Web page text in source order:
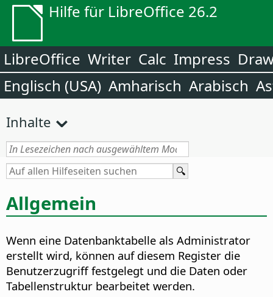
Hilfe für LibreOffice 26.2
LibreOffice Writer Calc Impress
Englisch (USA) Amharisch Arabisch
Inhalte
Allgemein
Wenn eine Datenbanktabelle als Administrator
erstellt wird, können auf diesem Register die
Benutzerzugriff festgelegt und die Daten oder
Tabellenstruktur bearbeitet werden.